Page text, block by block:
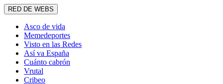
RED DE WEBS
Asco de vida
Memedeportes
Visto en las Redes
Así va España
Cuánto cabrón
Vrutal
Cribeo